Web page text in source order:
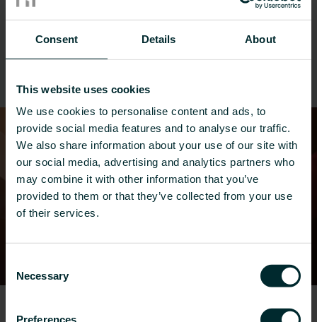
Consent Details About
This website uses cookies
We use cookies to personalise content and ads, to
provide social media features and to analyse our traffic.
We also share information about your use of our site with
our social media, advertising and analytics partners who
may combine it with other information that you’ve
provided to them or that they’ve collected from your use
of their services.
Selection
Necessary
Preferences
Vores løsninger til renovering anvendes i
kontorer, boligprojekter, hospitaler og